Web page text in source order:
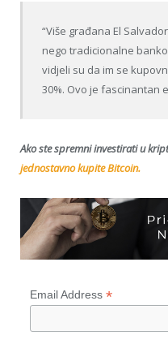
“Više građana El
nego tradicionalne
vidjeli su da im se
30%. Ovo je fascinantan
Ako ste spremni investirati u
jednostavno kupite Bitcoin.
Email Address *